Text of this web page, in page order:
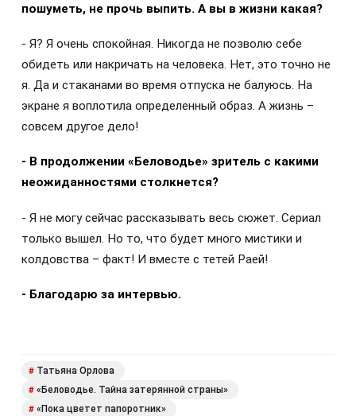
пошуметь, не прочь выпить. А вы в жизни какая?
- Я? Я очень спокойная. Никогда не позволю себе
обидеть или накричать на человека. Нет, это точно не
я. Да и стаканами во время отпуска не балуюсь. На
экране я воплотила определенный образ. А жизнь –
совсем другое дело!
- В продолжении «Беловодье» зритель с какими
неожиданностями столкнется?
- Я не могу сейчас рассказывать весь сюжет. Сериал
только вышел. Но то, что будет много мистики и
колдовства – факт! И вместе с тетей Раей!
- Благодарю за интервью.
# Татьяна Орлова
# «Беловодье. Тайна затерянной страны»
# «Пока цветет папоротник»